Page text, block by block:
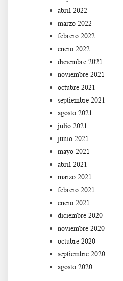
abril 2022
marzo 2022
febrero 2022
enero 2022
diciembre 2021
noviembre 2021
octubre 2021
septiembre 2021
agosto 2021
julio 2021
junio 2021
mayo 2021
abril 2021
marzo 2021
febrero 2021
enero 2021
diciembre 2020
noviembre 2020
octubre 2020
septiembre 2020
agosto 2020